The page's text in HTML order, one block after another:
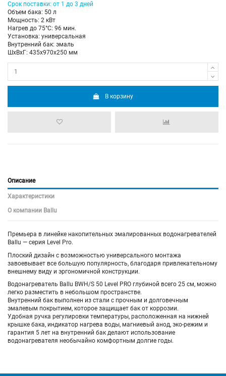
Срок поставки: от 1 до 3 дней
Объем бака: 50 л
Мощность: 2 кВт
Нагрев до 75°С: 96 мин.
Установка: универсальная
Внутренний бак: эмаль
ШхВхГ: 435х970х250 мм
В корзину
Описание
Характеристики
О компании Ballu
Премьера в линейке накопительных эмалированных водонагревателей
Ballu — серия Level Pro.
Плоский дизайн с возможностью универсального монтажа
завоевывает все большую популярность, благодаря привлекательному
внешнему виду и эргономичной конструкции.
Водонагреватель Ballu BWH/S 50 Level PRO глубиной всего 25 см, можно
легко разместить в небольшом пространстве.
Внутренний бак выполнен из стали с прочным и долговечным
эмалевым покрытием, которое защищает бак от коррозии.
Удобная ручка регулировки температуры, расположенная на нижней
крышке бака, индикатор нагрева воды, магниевый анод, эко-режим и
гарантия 5 лет на внутренний бак делают использование
водонагревателя необычайно комфортным долгие годы.